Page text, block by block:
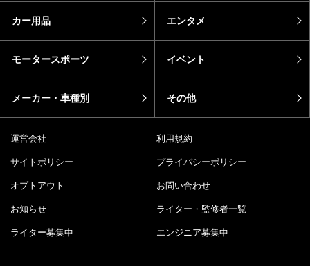
カー用品 エンタメ
モータースポーツ イベント
メーカー・車種別 その他
運営会社 利用規約
サイトポリシー プライバシーポリシー
オプトアウト お問い合わせ
お知らせ ライター・監修者一覧
ライター募集中 エンジニア募集中